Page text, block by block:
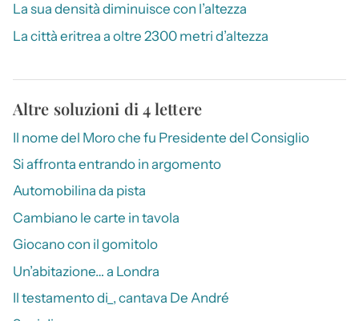
La sua densità diminuisce con l’altezza
La città eritrea a oltre 2300 metri d’altezza
Altre soluzioni di 4 lettere
Il nome del Moro che fu Presidente del Consiglio
Si affronta entrando in argomento
Automobilina da pista
Cambiano le carte in tavola
Giocano con il gomitolo
Un’abitazione… a Londra
Il testamento di_, cantava De André